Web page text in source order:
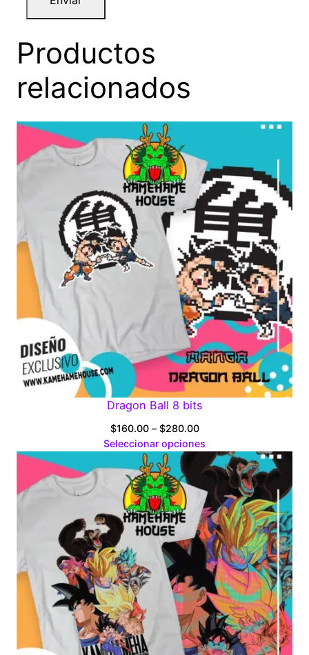
Productos
relacionados
Dragon Ball 8 bits
$160.00 – $280.00Price
range:
$160.00
through
$280.00
Seleccionar opciones